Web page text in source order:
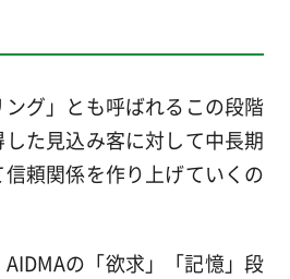
ング」とも呼ばれるこの段階
た見込み客に対して中長期
頼関係を作り上げていくの
の「欲求」「記憶」段